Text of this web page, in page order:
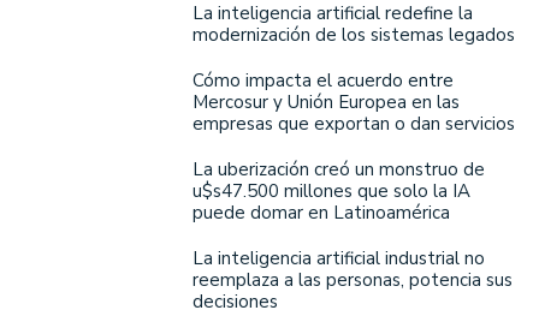
La inteligencia artificial redefine la
modernización de los sistemas legados
Cómo impacta el acuerdo entre
Mercosur y Unión Europea en las
empresas que exportan o dan servicios
La uberización creó un monstruo de
u$s47.500 millones que solo la IA
puede domar en Latinoamérica
La inteligencia artificial industrial no
reemplaza a las personas, potencia sus
decisiones